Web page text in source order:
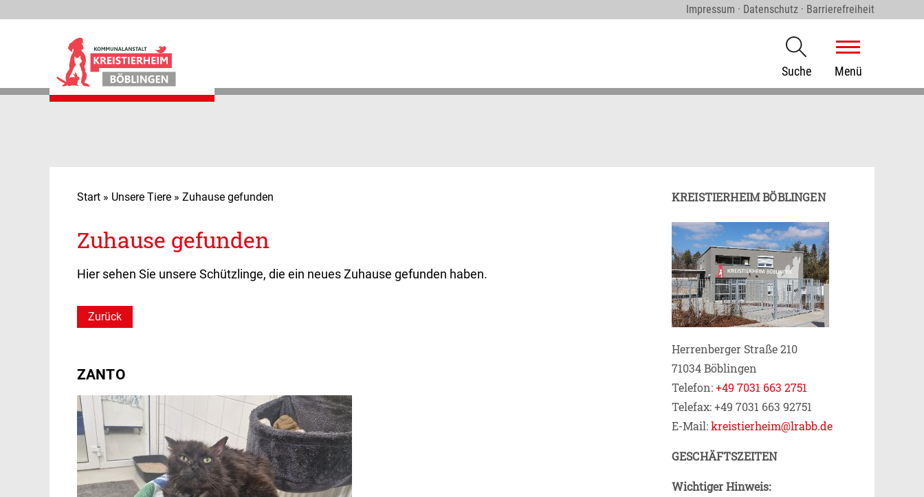
Unsere Sorgenkinder
Helfen
Impressum · Datenschutz · Barrierefreiheit
Suche Menü
Start » Unsere Tiere » Zuhause gefunden
Zuhause gefunden
Hier sehen Sie unsere Schützlinge, die ein neues Zuhause gefunden haben.
Zurück
ZANTO
KREISTIERHEIM BÖBLINGEN
Herrenberger Straße 210
71034 Böblingen
Telefon:+49 7031 663 2751
Telefax: +49 7031 663 92751
E-Mail:kreistierheim@lrabb.de
GESCHÄFTSZEITEN
Wichtiger Hinweis: